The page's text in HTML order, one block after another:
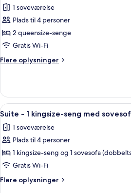
Large)
af
Standardværelse
-
2
queensize-
handicapvenligt
(Mobility,
Accessible
Tub)
1 soveværelse
Plads til 4 personer
2 queensize-senge
Gratis Wi-Fi
Flere oplysninger
Flere
-
queensize-
handicapvenligt
Accessible
Tub)
Indlæs
alle
billeder
af
Suite
-
1
kingsize-
Et
6
Suite - 1 kingsize-seng med
1 soveværelse
Plads til 4 personer
1 kingsize-seng og 1 sovesofa
Gratis Wi-Fi
Flere oplysninger
Flere